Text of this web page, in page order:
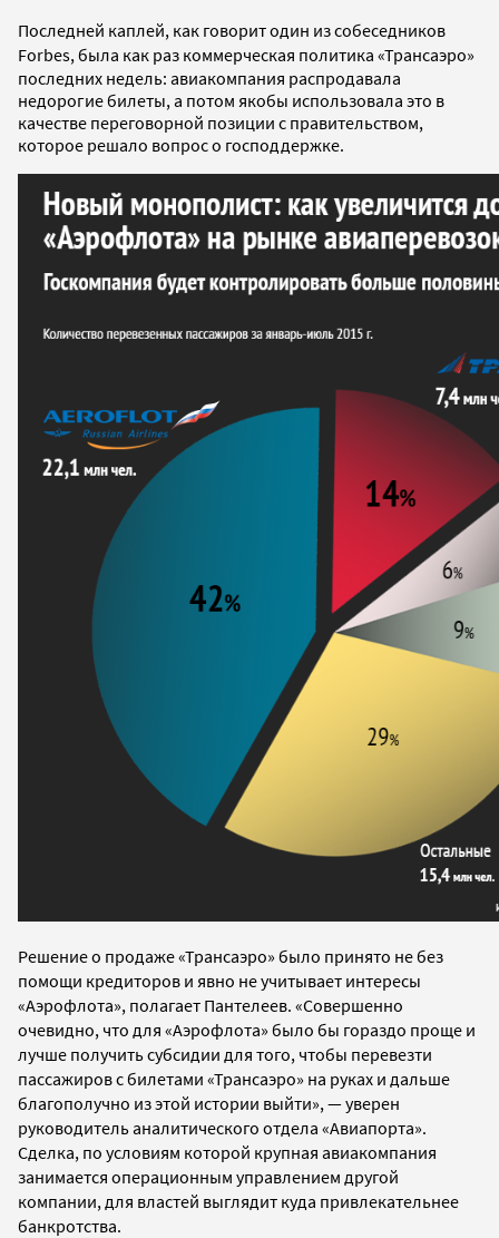
Последней каплей, как говорит один из собеседников
Forbes, была как раз коммерческая политика «Трансаэро»
последних недель: авиакомпания распродавала
недорогие билеты, а потом якобы использовала это в
качестве переговорной позиции с правительством,
которое решало вопрос о господдержке.
Решение о продаже «Трансаэро» было принято не без
помощи кредиторов и явно не учитывает интересы
«Аэрофлота», полагает Пантелеев. «Совершенно
очевидно, что для «Аэрофлота» было бы гораздо проще и
лучше получить субсидии для того, чтобы перевезти
пассажиров с билетами «Трансаэро» на руках и дальше
благополучно из этой истории выйти», — уверен
руководитель аналитического отдела «Авиапорта».
Сделка, по условиям которой крупная авиакомпания
занимается операционным управлением другой
компании, для властей выглядит куда привлекательнее
банкротства.